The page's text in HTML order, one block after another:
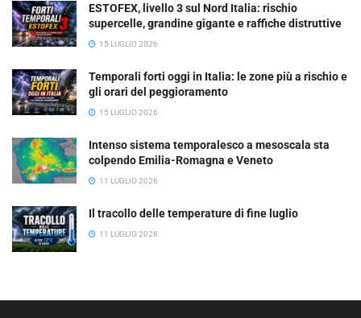
ESTOFEX, livello 3 sul Nord Italia: rischio
supercelle, grandine gigante e raffiche distruttive
15 LUGLIO 2026
Temporali forti oggi in Italia: le zone più a rischio e
gli orari del peggioramento
15 LUGLIO 2026
Intenso sistema temporalesco a mesoscala sta
colpendo Emilia-Romagna e Veneto
11 LUGLIO 2026
Il tracollo delle temperature di fine luglio
11 LUGLIO 2026